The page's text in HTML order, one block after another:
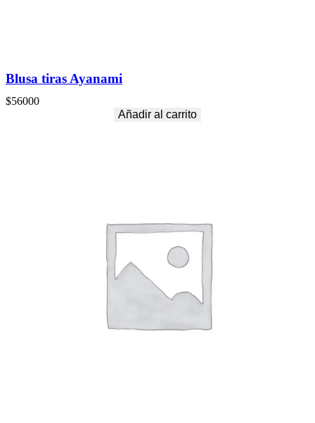
Blusa tiras Ayanami
$56000
Añadir al carrito